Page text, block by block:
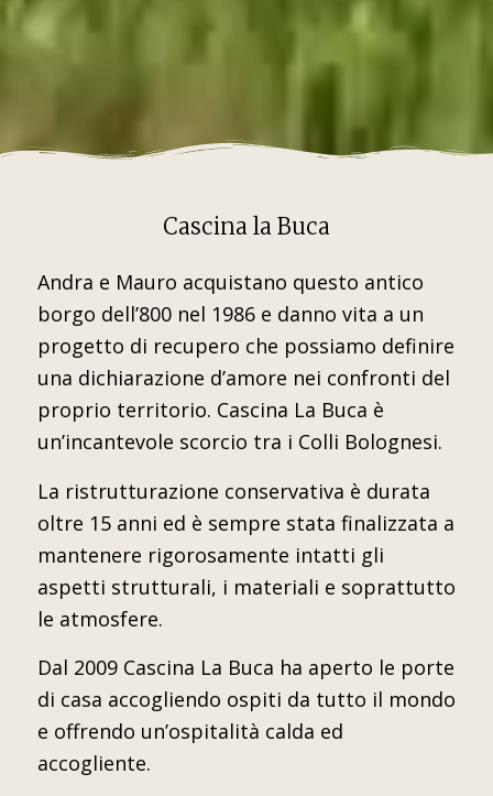
Cascina la Buca
Andra e Mauro acquistano questo antico
borgo dell’800 nel 1986 e danno vita a un
progetto di recupero che possiamo definire
una dichiarazione d’amore nei confronti del
proprio territorio. Cascina La Buca è
un’incantevole scorcio tra i Colli Bolognesi.
La ristrutturazione conservativa è durata
oltre 15 anni ed è sempre stata finalizzata a
mantenere rigorosamente intatti gli
aspetti strutturali, i materiali e soprattutto
le atmosfere.
Dal 2009 Cascina La Buca ha aperto le porte
di casa accogliendo ospiti da tutto il mondo
e offrendo un’ospitalità calda ed
accogliente.